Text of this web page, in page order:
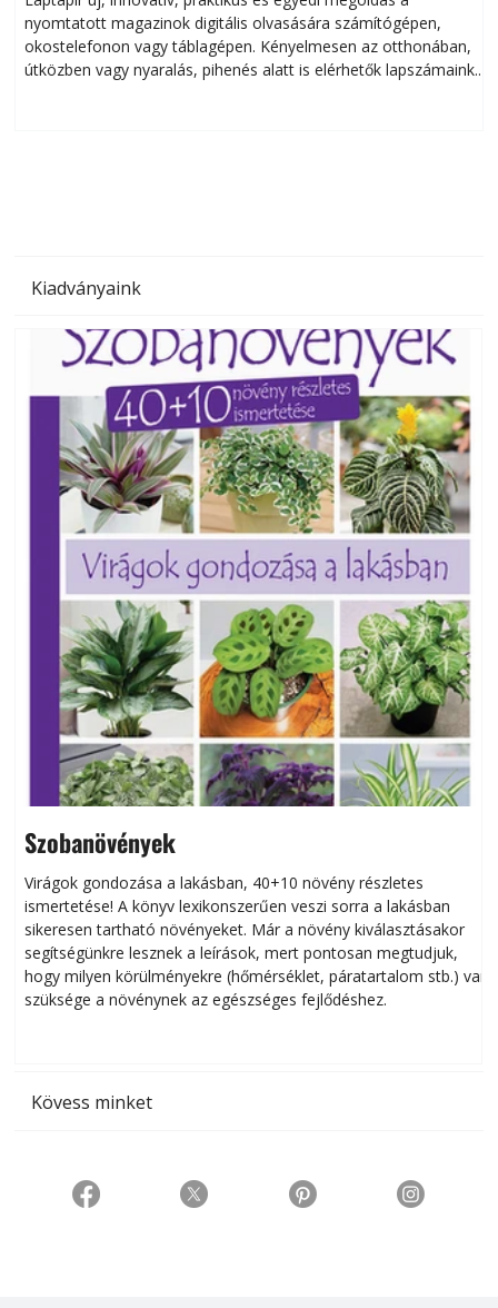
nyomtatott magazinok digitális olvasására számítógépen,
okostelefonon vagy táblagépen. Kényelmesen az otthonában,
útközben vagy nyaralás, pihenés alatt is elérhetők lapszámaink.
Kiadványaink
Szobanövények
Virágok gondozása a lakásban, 40+10 növény részletes
ismertetése! A könyv lexikonszerűen veszi sorra a lakásban
sikeresen tart­ha­tó növényeket. Már a növény kiválasztásakor
segítségünkre lesznek a leírások, mert pontosan megtudjuk,
hogy milyen körülményekre (hőmérséklet, páratartalom stb.) van
szüksége a növénynek az egészséges fejlődéshez.
Kövess minket